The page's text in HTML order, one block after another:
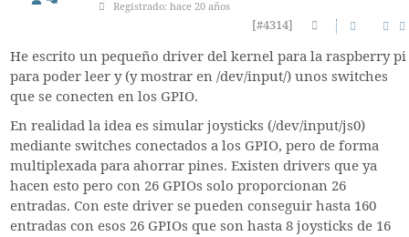
Registrado: hace 20 años
[#4314]
He escrito un pequeño driver del kernel para la raspberry pi
para poder leer y (y mostrar en /dev/input/) unos switches
que se conecten en los GPIO.
En realidad la idea es simular joysticks (/dev/input/js0)
mediante switches conectados a los GPIO, pero de forma
multiplexada para ahorrar pines. Existen drivers que ya
hacen esto pero con 26 GPIOs solo proporcionan 26
entradas. Con este driver se pueden conseguir hasta 160
entradas con esos 26 GPIOs que son hasta 8 joysticks de 16